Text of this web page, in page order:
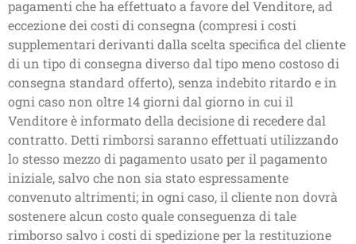
pagamenti che ha effettuato a favore del Venditore, ad
eccezione dei costi di consegna (compresi i costi
supplementari derivanti dalla scelta specifica del cliente
di un tipo di consegna diverso dal tipo meno costoso di
consegna standard offerto), senza indebito ritardo e in
ogni caso non oltre 14 giorni dal giorno in cui il
Venditore è informato della decisione di recedere dal
contratto. Detti rimborsi saranno effettuati utilizzando
lo stesso mezzo di pagamento usato per il pagamento
iniziale, salvo che non sia stato espressamente
convenuto altrimenti; in ogni caso, il cliente non dovrà
sostenere alcun costo quale conseguenza di tale
rimborso salvo i costi di spedizione per la restituzione